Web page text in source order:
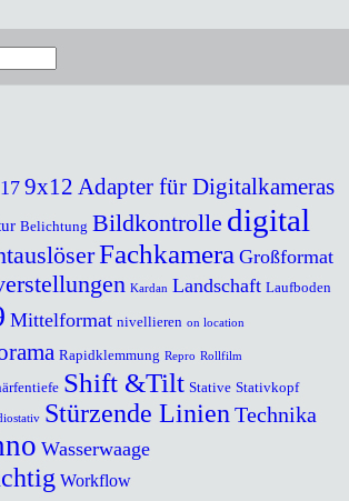
„Vintage“
9x12 Adapter für Digitalkameras
Belichtung Bildkontrolle digital
Fachkamera Großformat
Kardan Landschaft Laufboden
Mittelformat nivellieren on location
Rapidklemmung Repro Rollfilm
Shift &Tilt Stative Stativkopf
Stürzende LinienTechnika
Wasserwaage
Workflow